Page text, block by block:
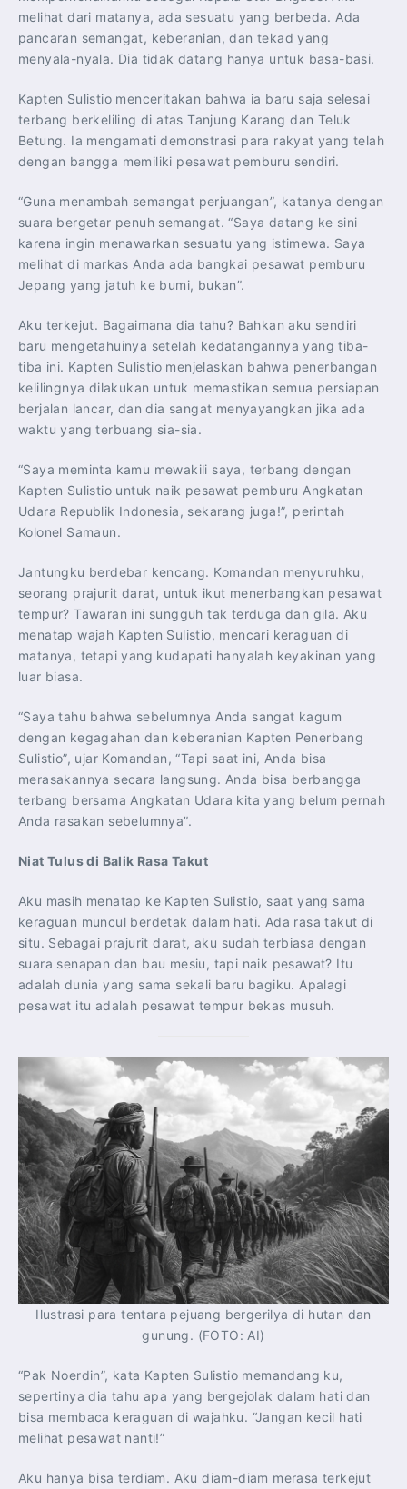
melihat dari matanya, ada sesuatu yang berbeda. Ada
pancaran semangat, keberanian, dan tekad yang
menyala-nyala. Dia tidak datang hanya untuk basa-basi.
Kapten Sulistio menceritakan bahwa ia baru saja selesai
terbang berkeliling di atas Tanjung Karang dan Teluk
Betung. Ia mengamati demonstrasi para rakyat yang telah
dengan bangga memiliki pesawat pemburu sendiri.
“Guna menambah semangat perjuangan”, katanya dengan
suara bergetar penuh semangat. “Saya datang ke sini
karena ingin menawarkan sesuatu yang istimewa. Saya
melihat di markas Anda ada bangkai pesawat pemburu
Jepang yang jatuh ke bumi, bukan”.
Aku terkejut. Bagaimana dia tahu? Bahkan aku sendiri
baru mengetahuinya setelah kedatangannya yang tiba-
tiba ini. Kapten Sulistio menjelaskan bahwa penerbangan
kelilingnya dilakukan untuk memastikan semua persiapan
berjalan lancar, dan dia sangat menyayangkan jika ada
waktu yang terbuang sia-sia.
“Saya meminta kamu mewakili saya, terbang dengan
Kapten Sulistio untuk naik pesawat pemburu Angkatan
Udara Republik Indonesia, sekarang juga!”, perintah
Kolonel Samaun.
Jantungku berdebar kencang. Komandan menyuruhku,
seorang prajurit darat, untuk ikut menerbangkan pesawat
tempur? Tawaran ini sungguh tak terduga dan gila. Aku
menatap wajah Kapten Sulistio, mencari keraguan di
matanya, tetapi yang kudapati hanyalah keyakinan yang
luar biasa.
“Saya tahu bahwa sebelumnya Anda sangat kagum
dengan kegagahan dan keberanian Kapten Penerbang
Sulistio”, ujar Komandan, “Tapi saat ini, Anda bisa
merasakannya secara langsung. Anda bisa berbangga
terbang bersama Angkatan Udara kita yang belum pernah
Anda rasakan sebelumnya”.
Niat Tulus di Balik Rasa Takut
Aku masih menatap ke Kapten Sulistio, saat yang sama
keraguan muncul berdetak dalam hati. Ada rasa takut di
situ. Sebagai prajurit darat, aku sudah terbiasa dengan
suara senapan dan bau mesiu, tapi naik pesawat? Itu
adalah dunia yang sama sekali baru bagiku. Apalagi
pesawat itu adalah pesawat tempur bekas musuh.
Ilustrasi para tentara pejuang bergerilya di hutan dan
gunung. (FOTO: AI)
“Pak Noerdin”, kata Kapten Sulistio memandang ku,
sepertinya dia tahu apa yang bergejolak dalam hati dan
bisa membaca keraguan di wajahku. “Jangan kecil hati
melihat pesawat nanti!”
Aku hanya bisa terdiam. Aku diam-diam merasa terkejut